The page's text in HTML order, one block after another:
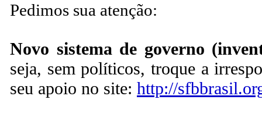
Pedimos sua atenção:
Novo sistema de governo
seja, sem políticos, troque a
seu apoio no site: http://